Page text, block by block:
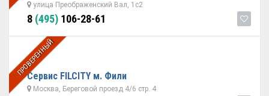
улица Преображенский Вал, 1с2
8 (495) 106-28-61
ПРОВЕРЕННЫЙ
Сервис FILCITY м. Фили
Москва, Береговой проезд 4/6 стр. 4